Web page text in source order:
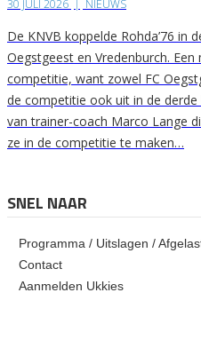
30 JULI 2026 | NIEUWS
De KNVB koppelde Rohda’76 in
Oegstgeest en Vredenburch.
competitie, want zowel FC
de competitie ook uit in de
van trainer-coach Marco Lange
ze in de competitie te maken…
SNEL NAAR
Programma / Uitslagen /
Contact
Aanmelden Ukkies